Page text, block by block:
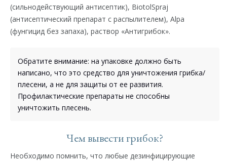
(сильнодействующий антисептик), BiotolSpraj
(антисептический препарат с распылителем), Alpa
(фунгицид без запаха), раствор «Антигрибок».
Обратите внимание: на упаковке должно быть
написано, что это средство для уничтожения грибка/
плесени, а не для защиты от ее развития.
Профилактические препараты не способны
уничтожить плесень.
Чем вывести грибок?
Необходимо помнить, что любые дезинфицирующие